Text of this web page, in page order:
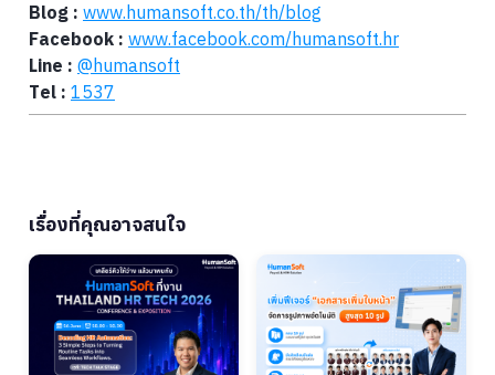
Blog : www.humansoft.co.th/th/blog
Facebook : www.facebook.com/humansoft.hr
Line : @humansoft
Tel : 1537
เรื่องที่คุณอาจสนใจ